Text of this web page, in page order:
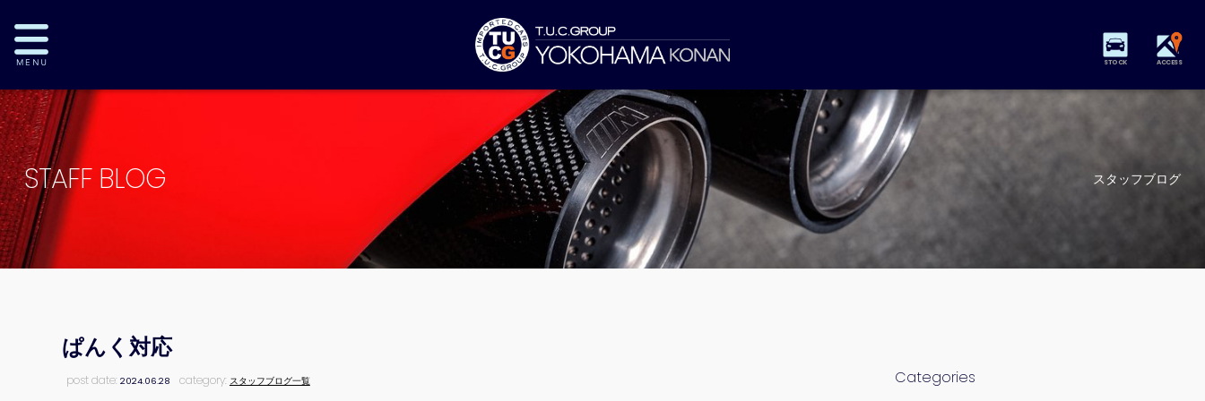
STOCK ACCESS
STAFF BLOG スタッフブログ
ぱんく対応
post date:2024.06.28 category: スタッフブログ一覧 Categories